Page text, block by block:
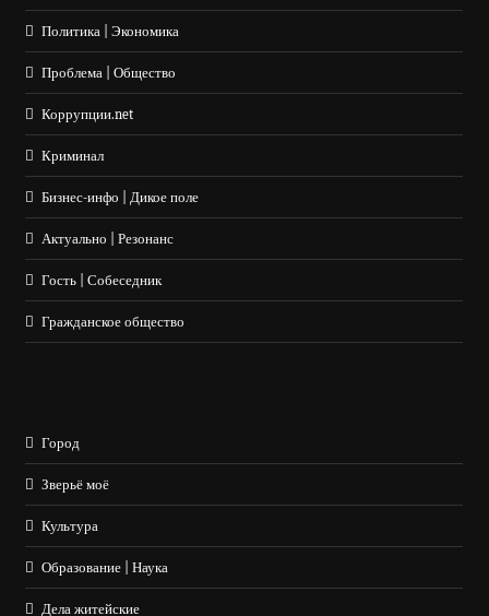
Политика | Экономика
Проблема | Общество
Коррупции.net
Криминал
Бизнес-инфо | Дикое поле
Актуально | Резонанс
Гость | Собеседник
Гражданское общество
Город
Зверьё моё
Культура
Образование | Наука
Дела житейские